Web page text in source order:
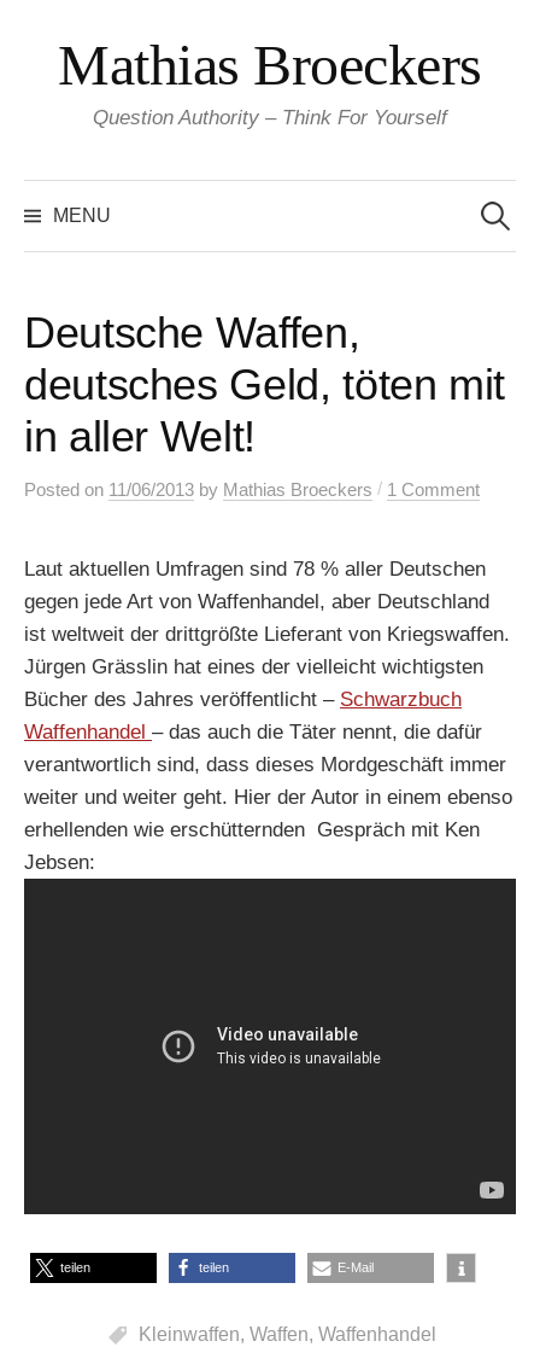
content
Mathias Broeckers
Question Authority – Think For Yourself
MENU
for:
Deutsche Waffen,
deutsches Geld, töten mit
in aller Welt!
Posted on 11/06/2013 by Mathias Broeckers / 1 Comment
Laut aktuellen Umfragen sind 78 % aller Deutschen
gegen jede Art von Waffenhandel, aber Deutschland
ist weltweit der drittgrößte Lieferant von Kriegswaffen.
Jürgen Grässlin hat eines der vielleicht wichtigsten
Bücher des Jahres veröffentlicht – Schwarzbuch
Waffenhandel – das auch die Täter nennt, die dafür
verantwortlich sind, dass dieses Mordgeschäft immer
weiter und weiter geht. Hier der Autor in einem ebenso
erhellenden wie erschütternden Gespräch mit Ken
Jebsen:
teilen teilen E-Mail
Kleinwaffen, Waffen, Waffenhandel